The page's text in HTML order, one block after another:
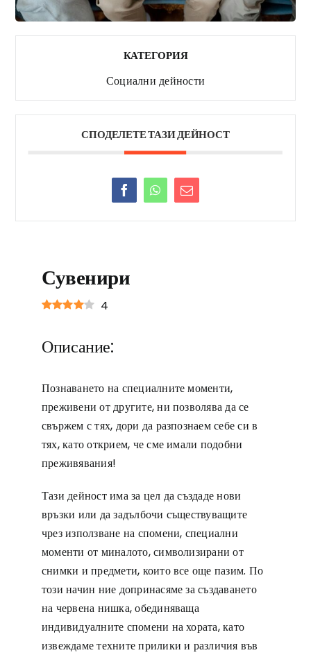
КАТЕГОРИЯ
Социални дейности
СПОДЕЛЕТЕ ТАЗИ ДЕЙНОСТ
Сувенири
4
Описание:
Познаването на специалните моменти,
преживени от другите, ни позволява да се
свържем с тях, дори да разпознаем себе си в
тях, като открием, че сме имали подобни
преживявания!
Тази дейност има за цел да създаде нови
връзки или да задълбочи съществуващите
чрез използване на спомени, специални
моменти от миналото, символизирани от
снимки и предмети, които все още пазим. По
този начин ние допринасяме за създаването
на червена нишка, обединяваща
индивидуалните спомени на хората, като
извеждаме техните прилики и различия във